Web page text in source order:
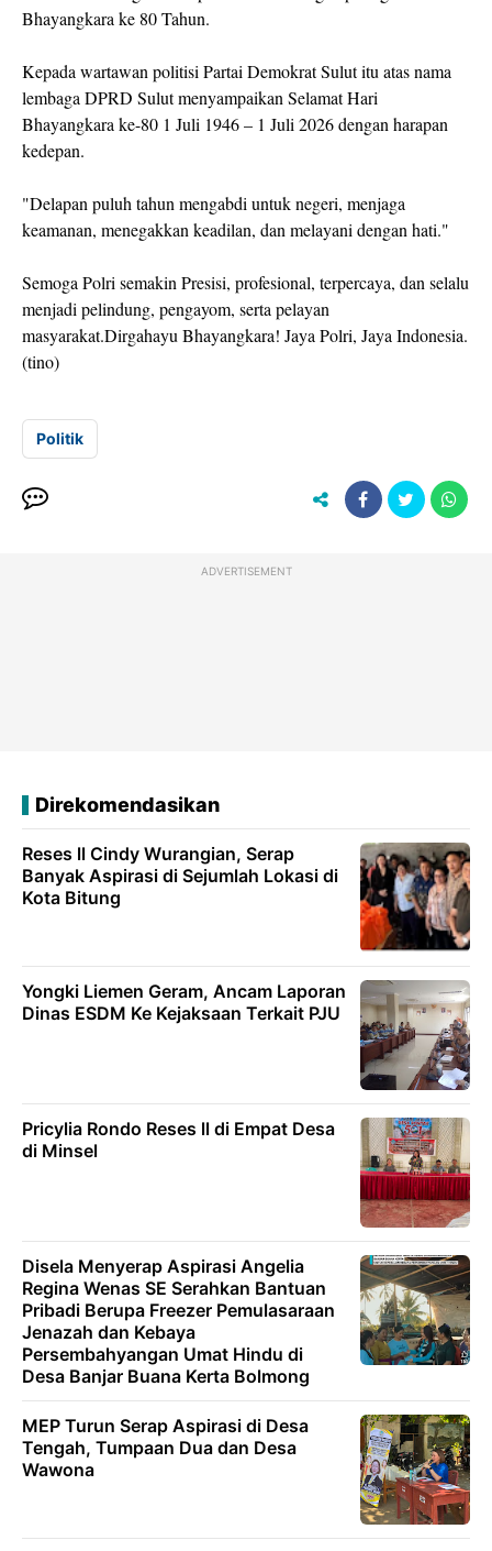
Bhayangkara ke 80 Tahun.
Kepada wartawan politisi Partai Demokrat Sulut itu atas nama
lembaga DPRD Sulut menyampaikan Selamat Hari
Bhayangkara ke-80 1 Juli 1946 – 1 Juli 2026 dengan harapan
kedepan.
"Delapan puluh tahun mengabdi untuk negeri, menjaga
keamanan, menegakkan keadilan, dan melayani dengan hati."
Semoga Polri semakin Presisi, profesional, terpercaya, dan selalu
menjadi pelindung, pengayom, serta pelayan
masyarakat.Dirgahayu Bhayangkara! Jaya Polri, Jaya Indonesia.
(tino)
Politik
ADVERTISEMENT
Direkomendasikan
Reses ll Cindy Wurangian, Serap
Banyak Aspirasi di Sejumlah Lokasi di
Kota Bitung
Yongki Liemen Geram, Ancam Laporan
Dinas ESDM Ke Kejaksaan Terkait PJU
Pricylia Rondo Reses ll di Empat Desa
di Minsel
Disela Menyerap Aspirasi Angelia
Regina Wenas SE Serahkan Bantuan
Pribadi Berupa Freezer Pemulasaraan
Jenazah dan Kebaya
Persembahyangan Umat Hindu di
Desa Banjar Buana Kerta Bolmong
MEP Turun Serap Aspirasi di Desa
Tengah, Tumpaan Dua dan Desa
Wawona